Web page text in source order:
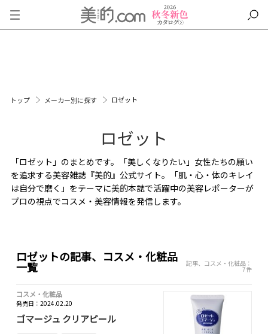
トップ メーカー別に探す ロゼット
ロゼット
「ロゼット」のまとめです。「美しくなりたい」女性たちの願い
を追求する美容雑誌『美的』公式サイト。「肌・心・体のキレイ
は自分で磨く」をテーマに美的本誌で活躍中の美容レポーターが
プロの視点でコスメ・美容情報を発信します。
ロゼットの記事、コスメ・化粧品
一覧 記事、コスメ・化粧品：
7件
コスメ・化粧品
発売日：2024.02.20
ゴマージュ クリアピール